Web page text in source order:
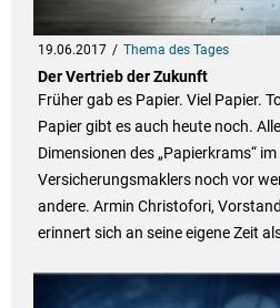
19.06.2017 Thema des Tages
Der Vertrieb der Zukunft
Früher gab es Papier. Viel Papier.
Papier gibt es auch heute noch.
Dimensionen des „Papierkrams“
Versicherungsmaklers noch vor
andere. Armin Christofori,
erinnert sich an seine eigene Zeit